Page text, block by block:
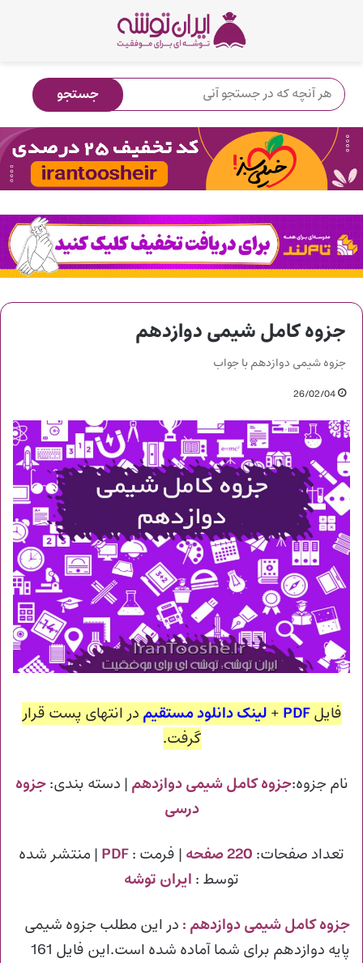
جزوه کامل شیمی دوازدهم
جزوه شیمی دوازدهم با جواب
26/02/04
فایلPDF
+ لینک دانلود مستقیم در انتهای پست قرار
گرفت.
نام جزوه:جزوه کامل شیمی دوازدهم | دسته بندی:جزوه
درسی
تعداد صفحات: 220 صفحه | فرمت :
| منتشر شده
توسط : ایران توشه
جزوه کامل شیمی دوازدهم : در این مطلب جزوه شیمی
پایه دوازدهم برای شما آماده شده است.این فایل 161